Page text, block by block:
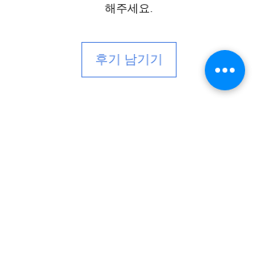
해주세요.
후기 남기기